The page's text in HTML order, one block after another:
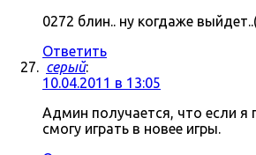
0272 блин.. ну когдаже
Ответить
серый:
10.04.2011 в 13:05
Админ получается, что если я
смогу играть в новее игры.